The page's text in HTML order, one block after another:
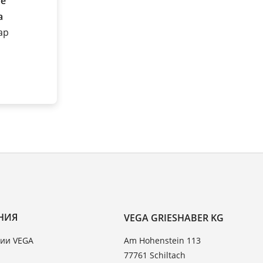
VEGA
VEGA GRIESHABER KG
Am Hohenstein 113
77761 Schiltach